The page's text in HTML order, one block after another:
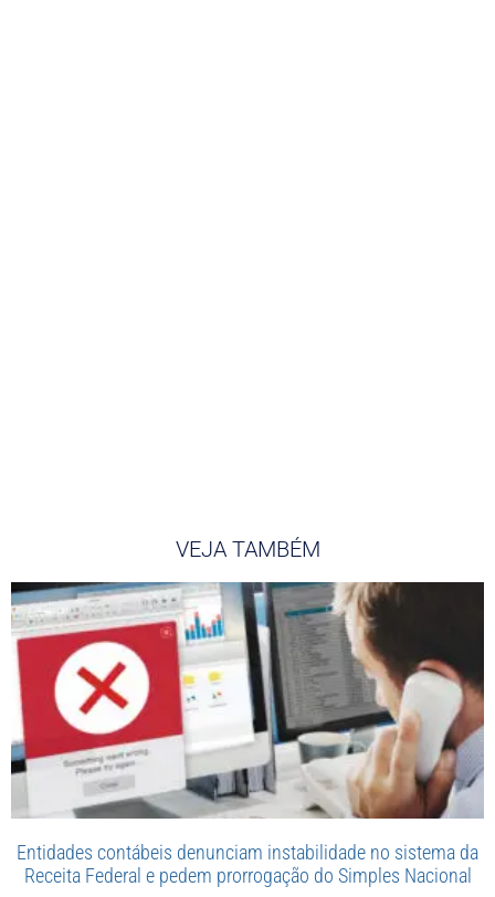
VEJA TAMBÉM
Entidades contábeis denunciam instabilidade no sistema da
Receita Federal e pedem prorrogação do Simples Nacional